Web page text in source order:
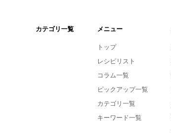
カテゴリ一覧 メニュー
トップ
レシピリスト
コラム一覧
ピックアップ一覧
カテゴリ一覧
キーワード一覧